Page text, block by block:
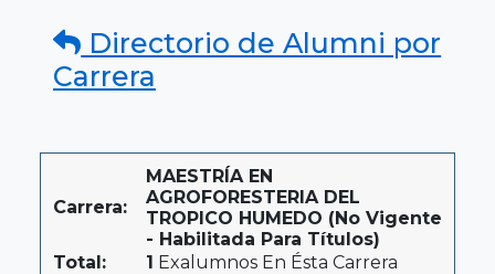
Directorio de Alumni por
Carrera
Carrera:
MAESTRÍA EN
AGROFORESTERIA DEL
TROPICO HUMEDO (No Vigente
- Habilitada Para Títulos)
Total:
1 Exalumnos En Ésta Carrera